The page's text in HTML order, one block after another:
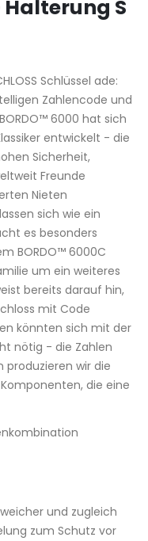
S
Schlüssel ade:
Zahlencode und
6000 hat sich
entwickelt - die
Sicherheit,
Freunde
Nieten
sich wie ein
es besonders
BORDO™ 6000C
um ein weiteres
bereits darauf hin,
mit Code
könnten sich mit der
nötig - die Zahlen
wir die
die eine
und zugleich
zum Schutz vor